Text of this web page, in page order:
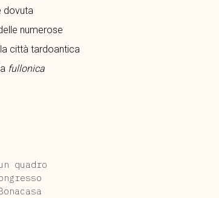
dovuta
numerose
città tardoantica
fullonica
quadro